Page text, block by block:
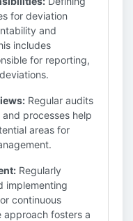
for deviation
and
includes
for reporting,
Regular audits
processes help
areas for
Regularly
implementing
continuous
approach fosters a